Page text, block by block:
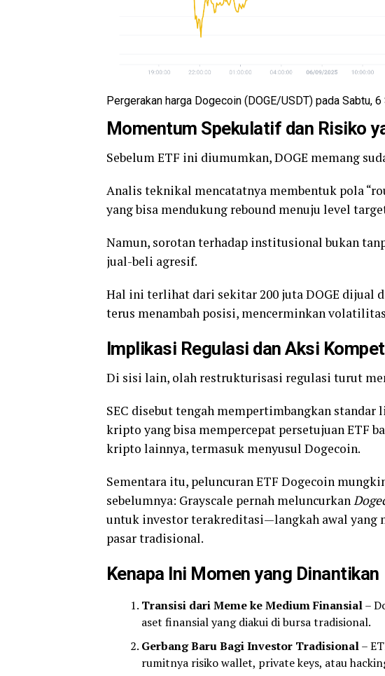
Pergerakan harga Dogecoin (DOGE/USDT) pada Sabtu,
Momentum Spekulatif dan Risiko
Sebelum ETF ini diumumkan, DOGE memang
Analis teknikal mencatatnya membentuk pola
yang bisa mendukung rebound menuju level
Namun, sorotan terhadap institusional bukan
jual-beli agresif.
Hal ini terlihat dari sekitar 200 juta DOGE dijual
terus menambah posisi, mencerminkan
Implikasi Regulasi dan Aksi
Di sisi lain, olah restrukturisasi regulasi turut
SEC disebut tengah mempertimbangkan
kripto yang bisa mempercepat persetujuan ETF
kripto lainnya, termasuk menyusul Dogecoin.
Sementara itu, peluncuran ETF Dogecoin
sebelumnya: Grayscale pernah meluncurkan
untuk investor terakreditasi—langkah awal yang
pasar tradisional.
Kenapa Ini Momen yang Dinantikan
Transisi dari Meme ke Medium Finansial–
aset finansial yang diakui di bursa tradisional.
Gerbang Baru Bagi Investor Tradisional–
rumitnya risiko wallet, private keys, atau